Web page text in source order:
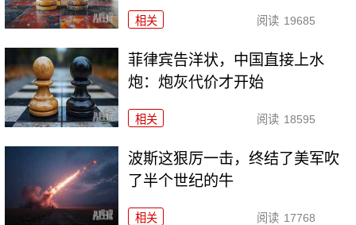
相关 阅读 19685
菲律宾告洋状，中国直接上水
炮：炮灰代价才开始
相关 阅读 18595
波斯这狠厉一击，终结了美军吹
了半个世纪的牛
相关 阅读 17768